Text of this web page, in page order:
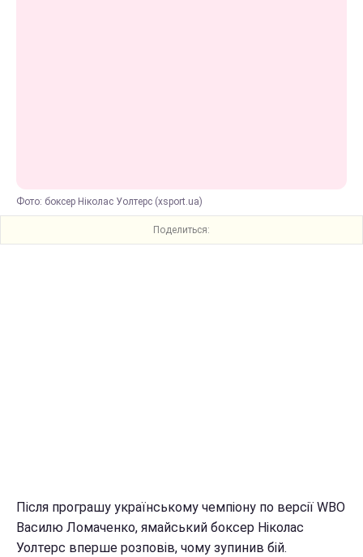
Фото: боксер Ніколас Уолтерс (xsport.ua)
Поделиться:
Після програшу українському чемпіону по версії WBO
Василю Ломаченко, ямайський боксер Ніколас
Уолтерс вперше розповів, чому зупинив бій.